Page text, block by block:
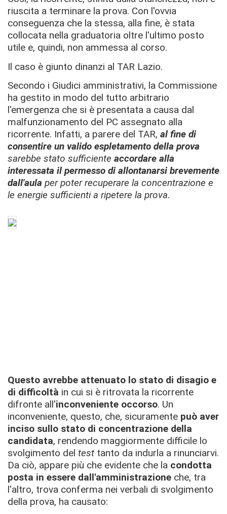
riuscita a terminare la prova. Con l'ovvia
conseguenza che la stessa, alla fine, è stata
collocata nella graduatoria oltre l'ultimo posto
utile e, quindi, non ammessa al corso.
Il caso è giunto dinanzi al TAR Lazio.
Secondo i Giudici amministrativi, la Commissione
ha gestito in modo del tutto arbitrario
l'emergenza che si è presentata a causa dal
malfunzionamento del PC assegnato alla
ricorrente. Infatti, a parere del TAR, al fine di
consentire un valido espletamento della prova
sarebbe stato sufficiente accordare alla
interessata il permesso di allontanarsi brevemente
dall'aula per poter recuperare la concentrazione e
le energie sufficienti a ripetere la prova.
Questo avrebbe attenuato lo stato di disagio e
di difficoltà in cui si è ritrovata la ricorrente
difronte all'inconveniente occorso. Un
inconveniente, questo, che, sicuramente può aver
inciso sullo stato di concentrazione della
candidata, rendendo maggiormente difficile lo
svolgimento del test tanto da indurla a rinunciarvi.
Da ciò, appare più che evidente che la condotta
posta in essere dall'amministrazione che, tra
l'altro, trova conferma nei verbali di svolgimento
della prova, ha causato: